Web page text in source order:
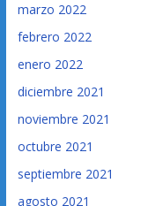
marzo 2022
febrero 2022
enero 2022
diciembre 2021
noviembre 2021
octubre 2021
septiembre 2021
agosto 2021